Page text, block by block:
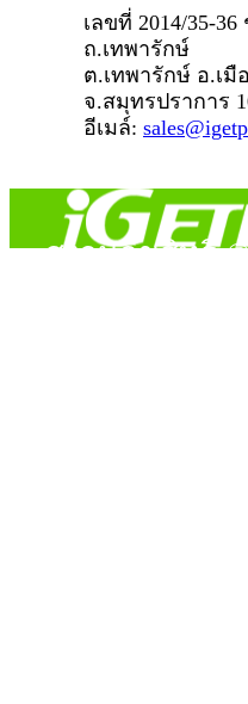
เลขที่ 2014/35-
ถ.เทพารักษ์
ต.เทพารักษ์ อ.เมื
จ.สมุทรปราการ
อีเมล์:
สงวนลิขสิทธิ์ ©